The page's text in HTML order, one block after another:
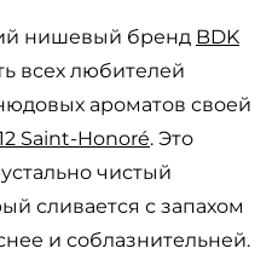
нишевый бренд BDK
всех любителей
ароматов своей
Saint-Honoré. Это
чистый
сливается с запахом
и соблазнительней.